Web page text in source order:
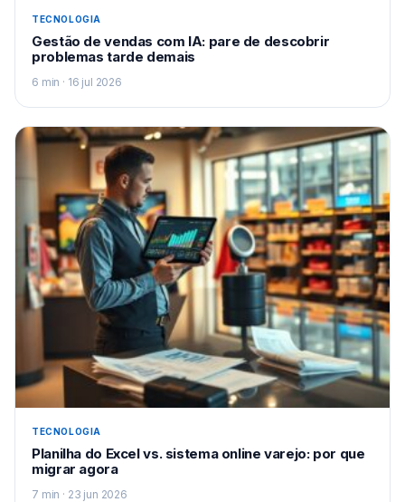
TECNOLOGIA
Gestão de vendas com IA: pare de descobrir
problemas tarde demais
6 min · 16 jul 2026
TECNOLOGIA
Planilha do Excel vs. sistema online varejo: por que
migrar agora
7 min · 23 jun 2026